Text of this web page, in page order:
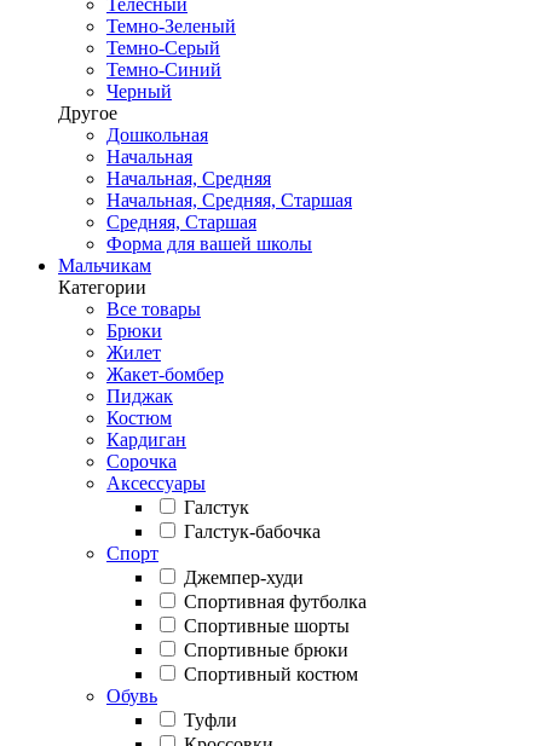
Телесный
Темно-Зеленый
Темно-Серый
Темно-Синий
Черный
Другое
Дошкольная
Начальная
Начальная, Средняя
Начальная, Средняя, Старшая
Средняя, Старшая
Форма для вашей школы
Мальчикам
Категории
Все товары
Брюки
Жилет
Жакет-бомбер
Пиджак
Костюм
Кардиган
Сорочка
Аксессуары
Галстук
Галстук-бабочка
Спорт
Джемпер-худи
Спортивная футболка
Спортивные шорты
Спортивные брюки
Спортивный костюм
Обувь
Туфли